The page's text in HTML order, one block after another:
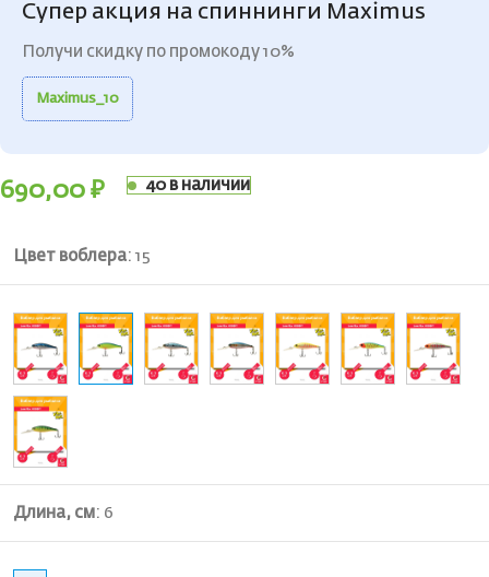
Супер акция на спиннинги Maximus
Получи скидку по промокоду 10%
Maximus_10
690,00 ₽ 40 в наличии
Цвет воблера: 15
Длина, см: 6